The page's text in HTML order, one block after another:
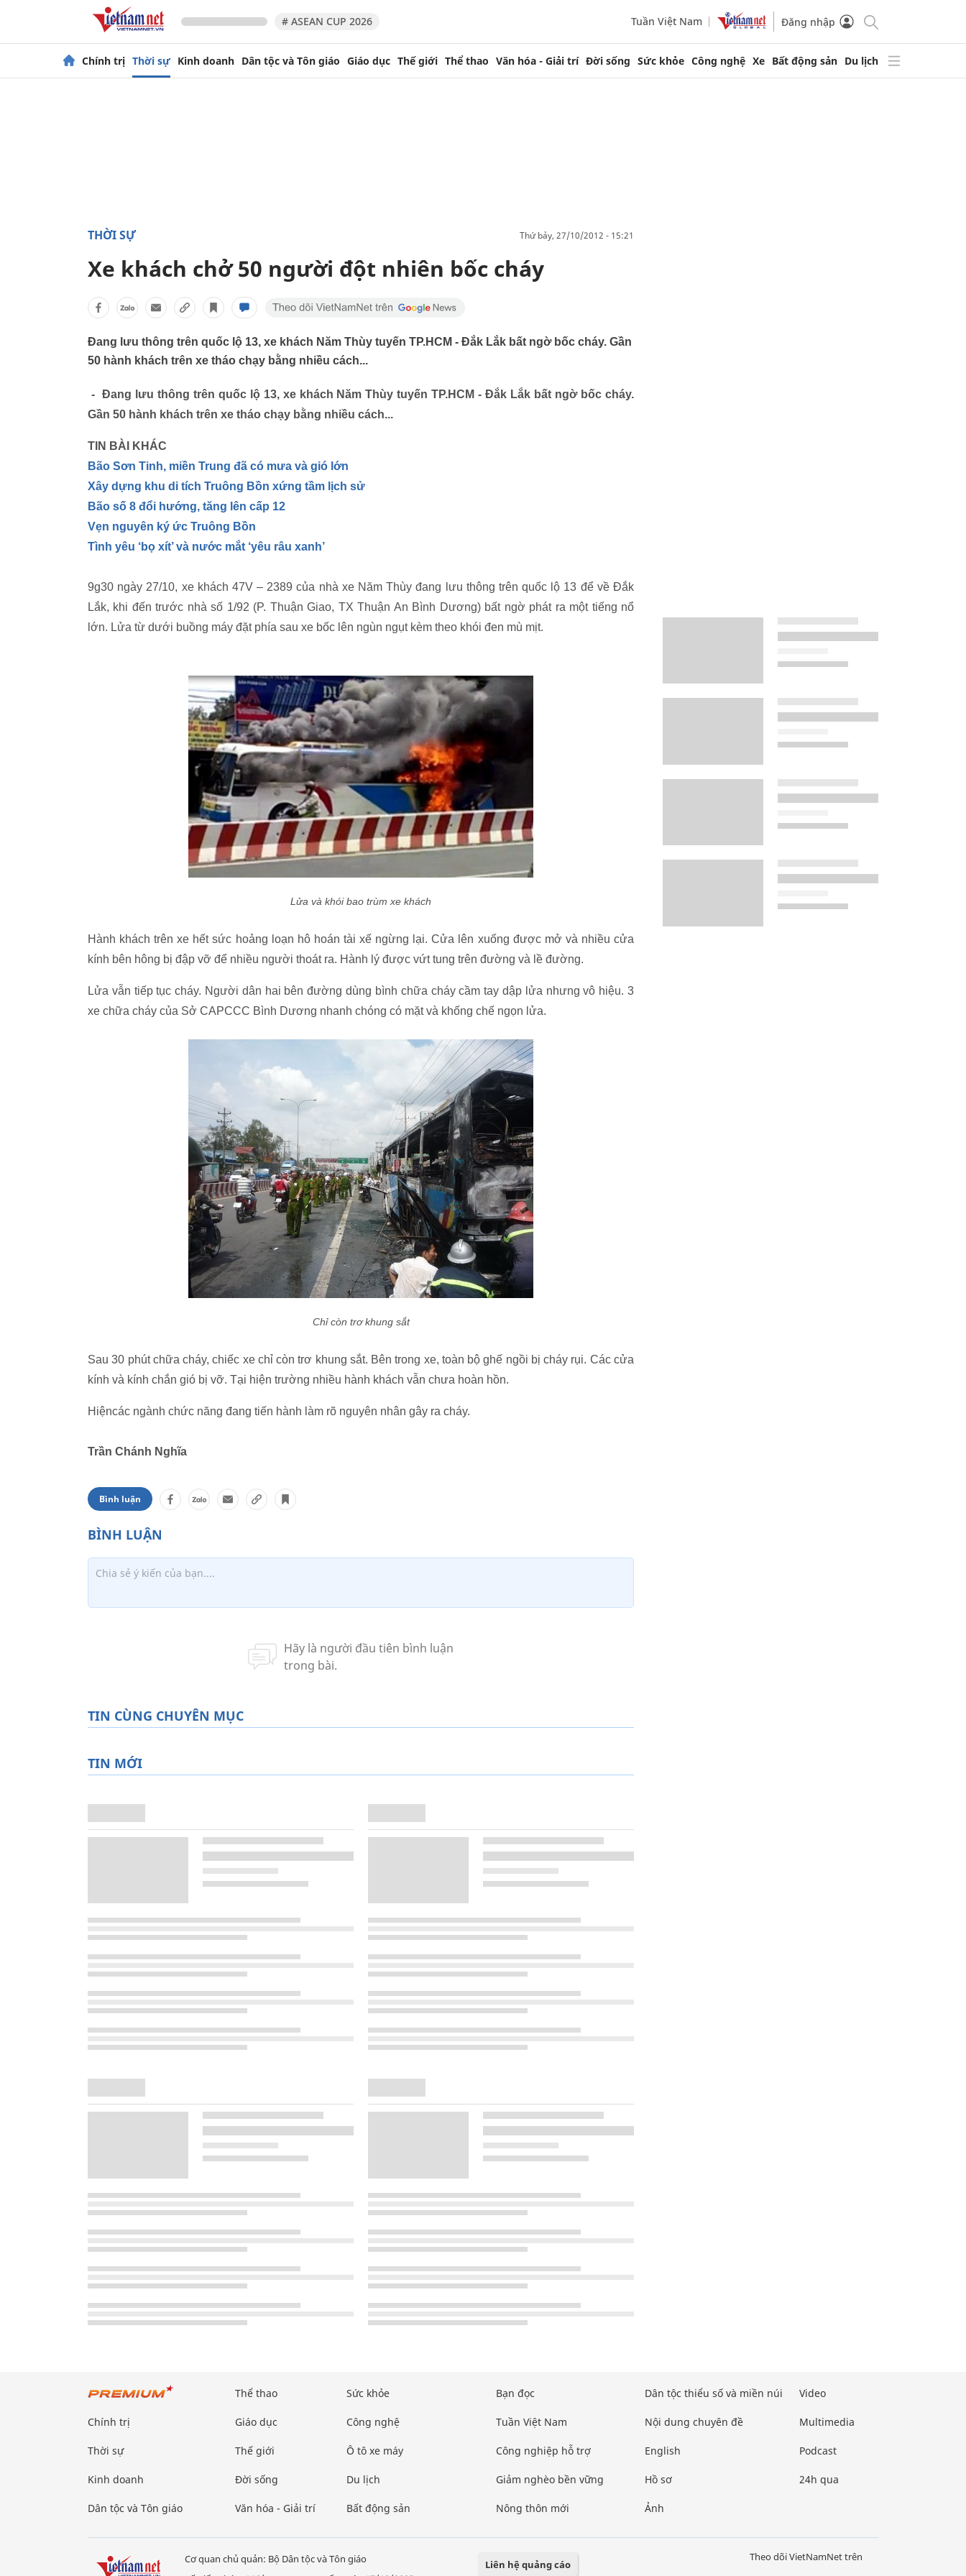
# ASEAN CUP 2026 Tuần Việt Nam Đăng nhập
Chính trị Thời sự Kinh doanh Dân tộc và Tôn giáo Giáo dục Thế giới Thể thao Văn hóa - Giải trí Đời sống Sức khỏe Công nghệ Xe Bất động sản Du lịch
THỜI SỰ thứ bảy, 27/10/2012 - 15:21
Xe khách chở 50 người đột nhiên bốc cháy
Đang lưu thông trên quốc lộ 13, xe khách Năm Thùy tuyến TP.HCM - Đắk Lắk bất ngờ bốc cháy. Gần
50 hành khách trên xe tháo chạy bằng nhiều cách...
- Đang lưu thông trên quốc lộ 13, xe khách Năm Thùy tuyến TP.HCM - Đắk Lắk bất ngờ bốc cháy.
Gần 50 hành khách trên xe tháo chạy bằng nhiều cách...
TIN BÀI KHÁC
Bão Sơn Tinh, miền Trung đã có mưa và gió lớn
Xây dựng khu di tích Truông Bồn xứng tầm lịch sử
Bão số 8 đổi hướng, tăng lên cấp 12
Vẹn nguyên ký ức Truông Bồn
Tình yêu ‘bọ xít’ và nước mắt ‘yêu râu xanh’
9g30 ngày 27/10, xe khách 47V – 2389 của nhà xe Năm Thùy đang lưu thông trên quốc lộ 13 để về Đắk
Lắk, khi đến trước nhà số 1/92 (P. Thuận Giao, TX Thuận An Bình Dương) bất ngờ phát ra một tiếng nổ
lớn. Lửa từ dưới buồng máy đặt phía sau xe bốc lên ngùn ngụt kèm theo khói đen mù mịt.
Lửa và khói bao trùm xe khách
Hành khách trên xe hết sức hoảng loạn hô hoán tài xế ngừng lại. Cửa lên xuống được mở và nhiều cửa
kính bên hông bị đập vỡ để nhiều người thoát ra. Hành lý được vứt tung trên đường và lề đường.
Lửa vẫn tiếp tục cháy. Người dân hai bên đường dùng bình chữa cháy cầm tay dập lửa nhưng vô hiệu. 3
xe chữa cháy của Sở CAPCCC Bình Dương nhanh chóng có mặt và khống chế ngọn lửa.
Chỉ còn trơ khung sắt
Sau 30 phút chữa cháy, chiếc xe chỉ còn trơ khung sắt. Bên trong xe, toàn bộ ghế ngồi bị cháy rụi. Các cửa
kính và kính chắn gió bị vỡ. Tại hiện trường nhiều hành khách vẫn chưa hoàn hồn.
Hiệncác ngành chức năng đang tiến hành làm rõ nguyên nhân gây ra cháy.
Trần Chánh Nghĩa
Bình luận
TIN CÙNG CHUYÊN MỤC
TIN MỚI
Chính trị
Thời sự
Kinh doanh
Dân tộc và Tôn giáo
Thể thao
Giáo dục
Thế giới
Đời sống
Văn hóa - Giải trí
Sức khỏe
Công nghệ
Ô tô xe máy
Du lịch
Bất động sản
Bạn đọc
Tuần Việt Nam
Công nghiệp hỗ trợ
Giảm nghèo bền vững
Nông thôn mới
Dân tộc thiểu số và miền núi
Nội dung chuyên đề
English
Hồ sơ
Ảnh
Video
Multimedia
Podcast
24h qua
Cơ quan chủ quản: Bộ Dân tộc và Tôn giáo
Liên hệ quảng cáo
Theo dõi VietNamNet trên